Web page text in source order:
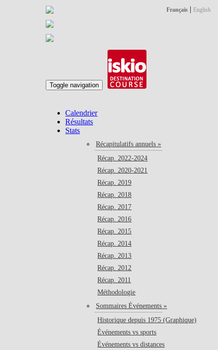
Toggle navigation
Calendrier
Résultats
Stats
Récapitulatifs annuels »
Récap. 2022-2024
Récap. 2020-2021
Récap. 2019
Récap. 2018
Récap. 2017
Récap. 2016
Récap. 2015
Récap. 2014
Récap. 2013
Récap. 2012
Récap. 2011
Méthodologie
Sommaires Événements »
Historique depuis 1975 (Graphique)
Événements vs sports
Événements vs distances
Français | English